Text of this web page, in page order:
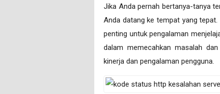
Jika Anda pernah bertanya-tanya
Anda datang ke tempat yang
penting untuk pengalaman
dalam memecahkan masalah
kinerja dan pengalaman pengguna.